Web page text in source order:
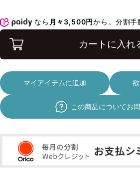
なら 月々3,500円から。分割
カートに入れ
マイアイテムに追加
この商品についてお